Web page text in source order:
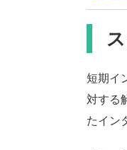
短期イ
対する
たイン